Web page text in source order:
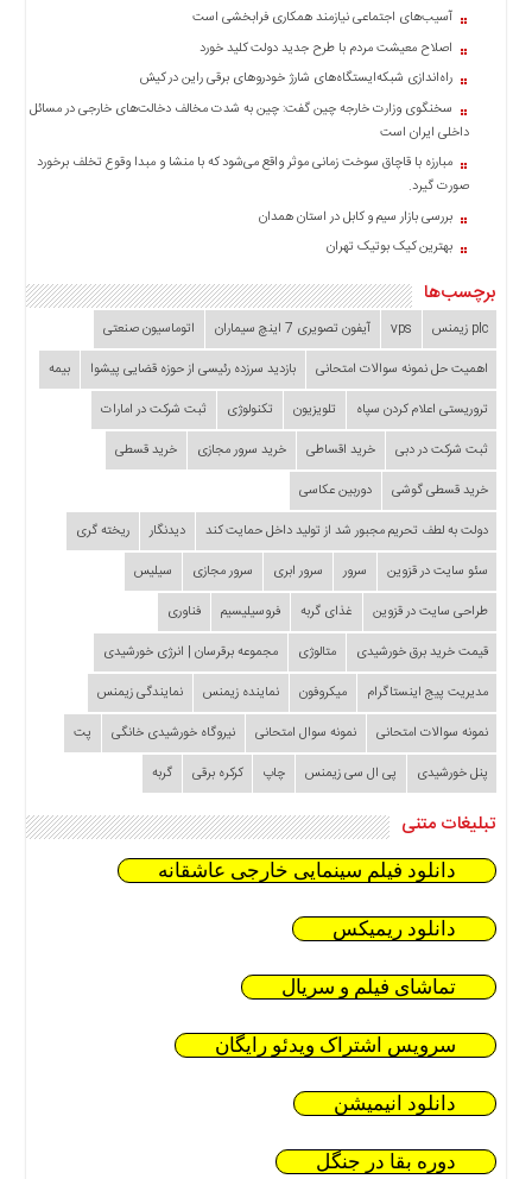
آسیب‌های اجتماعی نیازمند همکاری فرابخشی است
اصلاح معیشت مردم با طرح جدید دولت کلید خورد
راه‌اندازی شبکه‌ایستگاه‌های شارژ خودروهای برقی راین در کیش
سخنگوی وزارت خارجه چین گفت: چین به شدت مخالف دخالت‌های خارجی در مسائل
داخلی ایران است
مبارزه با قاچاق سوخت زمانی موثر واقع می‌شود که با منشا و مبدا وقوع تخلف برخورد
صورت گیرد.
بررسی بازار سیم و کابل در استان همدان
بهترین کیک بوتیک تهران
برچسب‌ها
plc زیمنس vps آیفون تصویری 7 اینچ سیماران
اتوماسیون صنعتی
اهمیت حل نمونه سوالات امتحانی
بازدید سرزده‌ رئیسی از حوزه قضایی ‌پیشوا
بیمه
تروریستی اعلام کردن سپاه
تلویزیون تکنولوژی
ثبت شرکت در امارات
ثبت شرکت در دبی
خرید اقساطی خرید سرور مجازی
خرید قسطی
خرید قسطی گوشی
دوربین عکاسی
دولت به لطف تحریم مجبور شد از تولید داخل حمایت کند
دیدنگار
ریخته گری
سئو سایت در قزوین
سرور سرور ابری سرور مجازی
سیلیس
طراحی سایت در قزوین
غذای گربه فروسیلیسیم
فناوری
قیمت خرید برق خورشیدی
متالوژی
مجموعه برقرسان | انرژی خورشیدی
مدیریت پیج اینستاگرام
میکروفون نماینده زیمنس
نمایندگی زیمنس
نمونه سوالات امتحانی
نمونه سوال امتحانی نیروگاه خورشیدی خانگی
پت
پنل خورشیدی
پی ال سی زیمنس چاپ کرکره برقی گربه
تبلیغات متنی
دانلود فیلم سینمایی خارجی عاشقانه
دانلود ریمیکس
تماشای فیلم و سریال
سرویس اشتراک ویدئو رایگان
دانلود انیمیشن
دوره بقا در جنگل